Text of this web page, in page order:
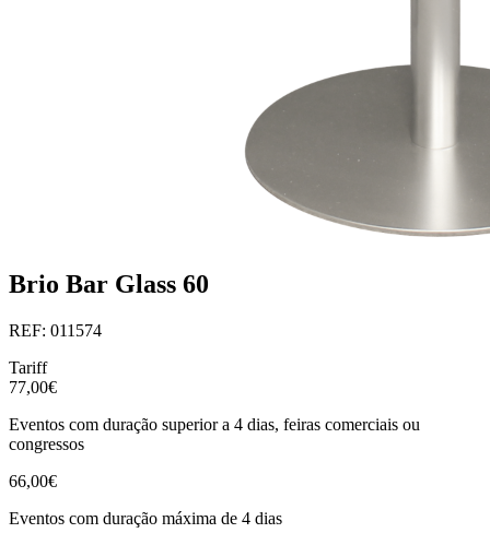
Brio Bar Glass 60
REF: 011574
Tariff
77,00€
Eventos com duração superior a 4 dias, feiras comerciais ou
congressos
66,00€
Eventos com duração máxima de 4 dias